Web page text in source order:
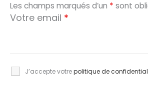
Les champs marqués d’un * sont
Votre email *
J’accepte votrepolitique de